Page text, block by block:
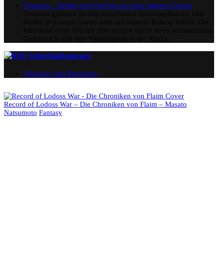
Tomaten – Saftige rote Früchte aus dem eigenen Garten
Schreibabenteuer
Wünsche und Bestreben
Record of Lodoss War – Die Chroniken von Flaim – Masato
Natsumoto Fantasy